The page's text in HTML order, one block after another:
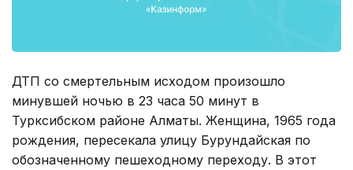
ДТП со смертельным исходом произошло
минувшей ночью в 23 часа 50 минут в
Турксибском районе Алматы. Женщина, 1965 года
рождения, пересекала улицу Бурундайская по
обозначенному пешеходному переходу. В этот